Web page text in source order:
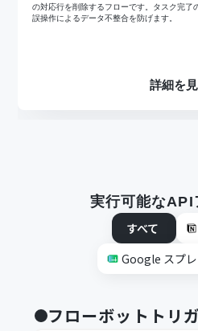
の対応行を削除するフローです。タスク完了
誤操作によるデータ不整合を防げます。
詳細を
実行可能なAPI
すべて
Google スプ
フローボットトリ